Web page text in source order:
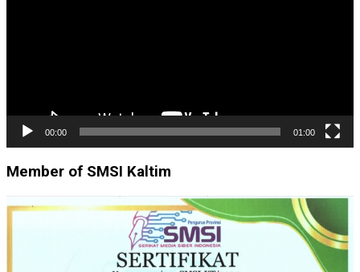
00:00 01:00
Member of SMSI Kaltim